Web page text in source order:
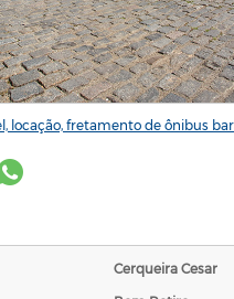
locação, fretamento de ônibus
Cerqueira Cesar